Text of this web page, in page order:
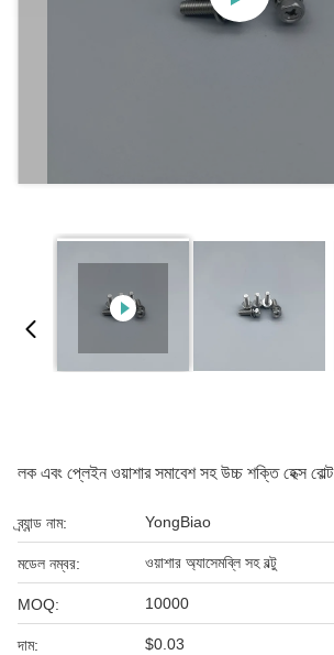
লক এবং প্লেইন ওয়াশার সমাবেশ সহ উচ্চ শক্তি হেক্স বোল্ট
ব্র্যান্ড নাম: YongBiao
মডেল নম্বর: ওয়াশার অ্যাসেমব্লি সহ বল্টু
MOQ: 10000
দাম: $0.03